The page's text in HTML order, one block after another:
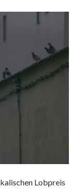
Lobpreis